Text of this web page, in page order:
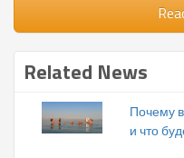
Related News
Почему
и что